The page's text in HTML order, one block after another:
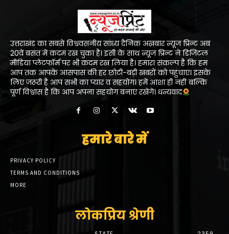
उत्तराखंड का सबसे विश्ववसनीय सांध्य दैनिक अख़बार न्यूज प्रिन्ट अब
20वें बसंत में कदम रख चुका है। इसी के साथ न्यूज प्रिन्ट ने डिजिटल
मीडिया प्लेटफॉर्म पर भी कदम रख लिया है। हमारा संकल्प है कि हम
आप तक आपके आसपास की हर छोटी-बड़ी खबरों को पहुंचाएं। इसके
लिए जरूरी है आप सभी का प्यार व सहयोग। हमें आशा ही नहीं बल्कि
पूर्ण विश्वास है कि आप अपना सहयोग बनाएं रखेंगे। धन्यवाद
हमारे बारे में
PRIVACY POLICY
TERMS AND CONDITIONS
MORE
लोकप्रिय श्रेणी